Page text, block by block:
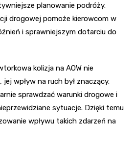
planowanie podróży.
drogowej pomoże kierowcom w
i sprawniejszym dotarciu do
kolizja na AOW nie
wpływ na ruch był znaczący.
sprawdzać warunki drogowe i
sytuacje. Dzięki temu
wpływu takich zdarzeń na